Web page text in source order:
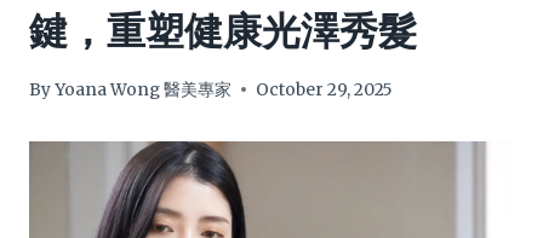
鍵，重塑健康光澤秀髮
ByYoana Wong 醫美專家 October 29, 2025